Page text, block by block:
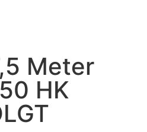
Meter
HK